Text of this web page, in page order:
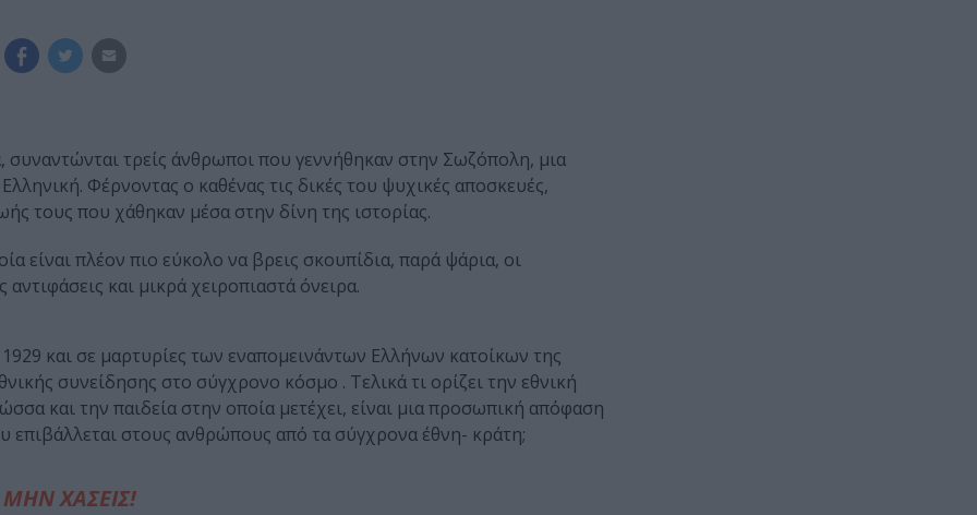
συναντώνται τρείς άνθρωποι που γεννήθηκαν στην Σωζόπολη, μια
Φέρνοντας ο καθένας τις δικές του ψυχικές αποσκευές,
τους που χάθηκαν μέσα στην δίνη της ιστορίας.
είναι πλέον πιο εύκολο να βρεις σκουπίδια, παρά ψάρια, οι
και μικρά χειροπιαστά όνειρα.
και σε μαρτυρίες των εναπομεινάντων Ελλήνων κατοίκων της
συνείδησης στο σύγχρονο κόσμο . Τελικά τι ορίζει την εθνική
και την παιδεία στην οποία μετέχει, είναι μια προσωπική απόφαση
επιβάλλεται στους ανθρώπους από τα σύγχρονα έθνη- κράτη;
ΜΗΝ ΧΑΣΕΙΣ!